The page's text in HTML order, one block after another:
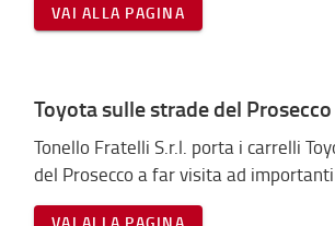
VAI ALLA PAGINA
Toyota sulle strade del Prosecco
Tonello Fratelli S.r.l. porta i carrelli
del Prosecco a far visita ad